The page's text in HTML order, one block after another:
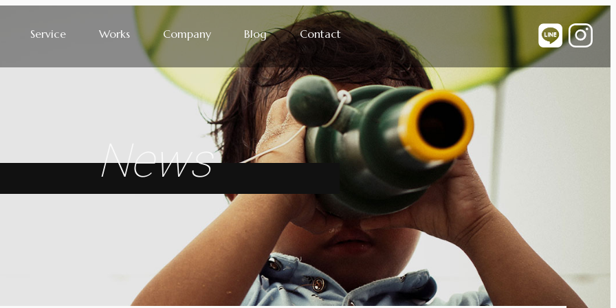
Service Works Company Blog Contact
News